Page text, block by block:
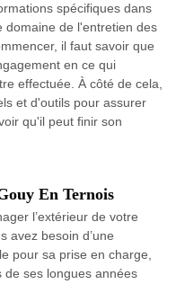
spécifiques dans
domaine de l'entretien des
il faut savoir que
en ce qui
effectuée. À côté de cela,
et d'outils pour assurer
qu'il peut finir son
En Ternois
l’extérieur de votre
avez besoin d’une
pour sa prise en charge,
de ses longues années